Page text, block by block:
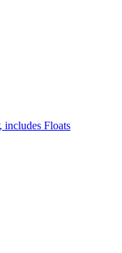
Floats